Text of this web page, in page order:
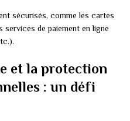
sécurisés, comme les cartes
services de paiement en ligne
et la protection
: un défi